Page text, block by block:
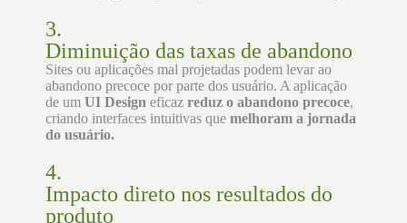
3.
Diminuição das taxas de abandono
Sites ou aplicações mal projetadas podem levar ao
abandono precoce por parte dos usuário. A aplicação
de um UI Design eficaz reduz o abandono precoce,
criando interfaces intuitivas que melhoram a jornada
do usuário.
4.
Impacto direto nos resultados do
produto